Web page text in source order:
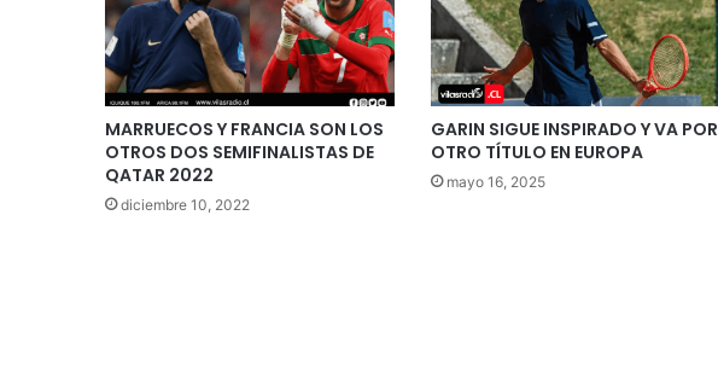
MARRUECOS Y FRANCIA SON LOS
OTROS DOS SEMIFINALISTAS DE
QATAR 2022
diciembre 10, 2022
GARIN SIGUE INSPIRADO Y VA POR
OTRO TÍTULO EN EUROPA
mayo 16, 2025